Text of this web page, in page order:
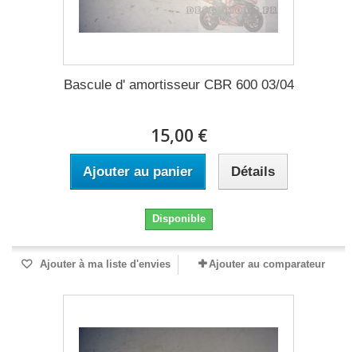
Bascule d' amortisseur CBR 600 03/04
15,00 €
Ajouter au panier Détails
Disponible
Ajouter à ma liste d'envies Ajouter au comparateur